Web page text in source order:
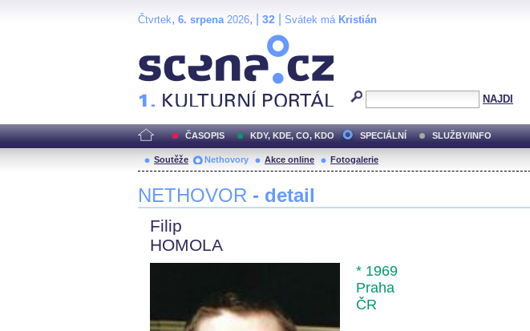
Čtvrtek, 6. srpena2026, | 32 Svátek má Kristián
NAJDI
ČASOPIS KDY, KDE, CO, KDO SPECIÁLNÍ SLUŽBY/INFO
Soutěže Nethovory Akce online Fotogalerie
NETHOVOR - detail
Filip
HOMOLA
* 1969
Praha
ČR